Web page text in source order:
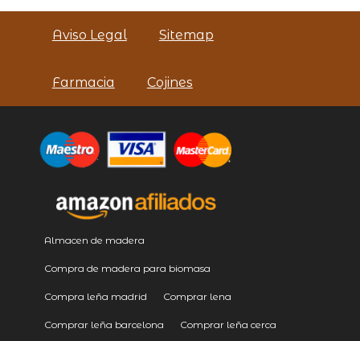
Aviso Legal Sitemap
Farmacia Cojines
Almacen de madera
Compra de madera para biomasa
Compra leña madrid Comprar lena
Comprar leña barcelona Comprar leña cerca